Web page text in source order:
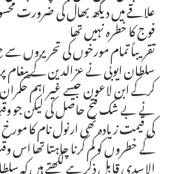
علاقے میں دیکھ بھال کی ضرورت
فوج کا خطرہ نہیں تھا
تقریباً تمام مورخوں کی تحریروں
سلطان ایوبی نے عزالدین کے پیغام پر
کرکے ابن لاعون جیسے غیر اہم
نے بے شک فتح حاصل کی لیکن جو
کی قیمت زیادہ تھی ارنول نام کا
کے خطروں کو کم کرنا چاہتا تھا اس
الاسدی قابل ذکر ہے لکھتے ہیں کہ